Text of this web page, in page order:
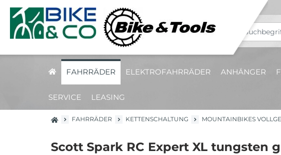
FAHRRÄDER ELEKTROFAHRRÄDER ANHÄNGER
SERVICE LEASING
FAHRRÄDER KETTENSCHALTUNG MOUNTAINBIKES
Scott Spark RC Expert XL tungsten